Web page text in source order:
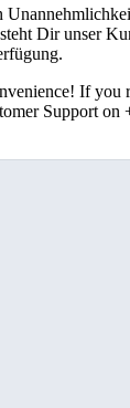
Dir unser
If you
Support on